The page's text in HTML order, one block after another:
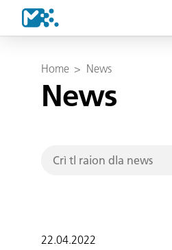
Home > News
News
22.04.2022